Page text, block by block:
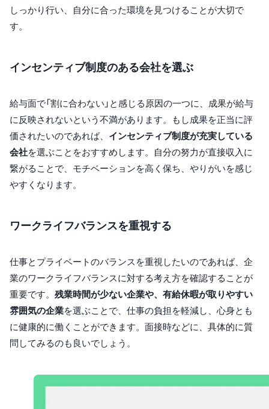
しっかり行い、自分に合った環境を見つけることが大切で
す。
インセンティブ制度のある会社を選ぶ
給与面で「割に合わない」と感じる原因の一つに、成果が給与
に反映されないという不満があります。もし成果を正当に評
価されたいのであれば、 インセンティブ制度が充実している
会社を選ぶことをおすすめします。自分の努力が直接収入に
繋がることで、モチベーションを高く保ち、やりがいを感じ
やすくなります。
ワークライフバランスを重視する
仕事とプライベートのバランスを重視したいのであれば、企
業のワークライフバランスに対する考え方を確認することが
重要です。 残業時間が少ない企業や、有給休暇が取りやすい
雰囲気の企業を選ぶことで、仕事の負担を軽減し、心身とも
に健康的に働くことができます。面接時などに、具体的に質
問してみるのも良いでしょう。